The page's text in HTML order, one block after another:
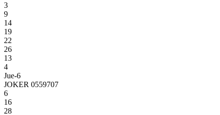
3
9
14
19
22
26
13
4
Jue-6
JOKER 0559707
6
16
28